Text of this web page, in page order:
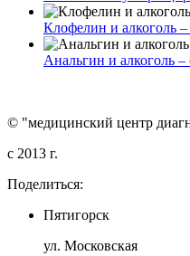
Клофелин и алкоголь –
Анальгин и алкоголь
© "медицинский центр
c 2013 г.
Поделиться:
Пятигорск
ул. Московская